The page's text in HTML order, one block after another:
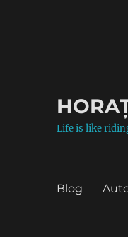
Life is like
Blog